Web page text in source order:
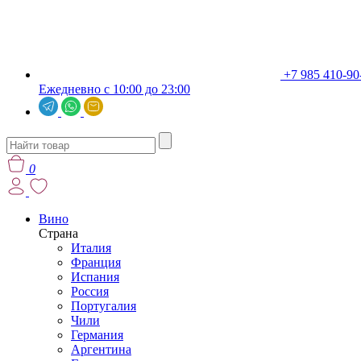
+7 985 410-
Ежедневно с 10:00 до 23:00
0
Вино
Страна
Италия
Франция
Испания
Россия
Португалия
Чили
Германия
Аргентина